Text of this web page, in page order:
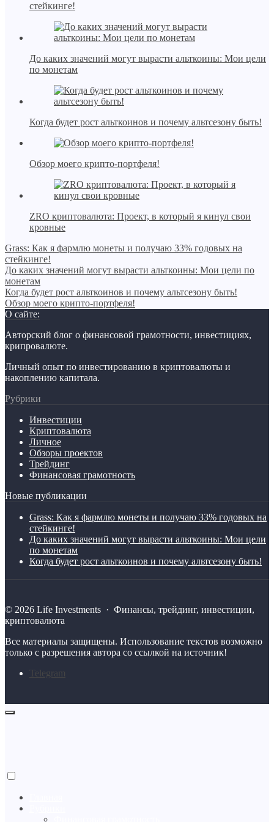
стейкинге!
До каких значений могут вырасти альткоины: Мои цели
по монетам
Когда будет рост альткоинов и почему альтсезону быть!
Обзор моего крипто-портфеля!
ZRO криптовалюта: Проект, в который я кинул свои
кровные
Grass: Как я фармлю монеты и получаю 33% годовых на
стейкинге!
До каких значений могут вырасти альткоины: Мои цели по
монетам
Когда будет рост альткоинов и почему альтсезону быть!
Обзор моего крипто-портфеля!
О сайте:
Авторский блог о финансовой грамотности, инвестициях,
крипровалюте.
Личный опыт по инвестированию в криптовалюты и
накоплению капитала.
Рубрики
Инвестиции
Криптовалюта
Личное
Обзоры проектов
Трейдинг
Финансовая грамотность
Новые публикации
Grass: Как я фармлю монеты и получаю 33% годовых на
стейкинге!
До каких значений могут вырасти альткоины: Мои цели
по монетам
Когда будет рост альткоинов и почему альтсезону быть!
© 2026 Life Investments · Финансы, трейдинг, инвестиции,
криптовалюта
Все материалы защищены. Использование текстов возможно
только с разрешения автора со ссылкой на источник!
Telegram